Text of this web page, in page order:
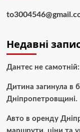
Недавні
Дантес не
Дитина загинула в
Дніпропетровщині.
Авто в оренду